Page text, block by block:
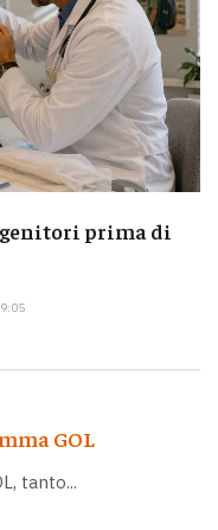
genitori prima di
GOL
tanto...